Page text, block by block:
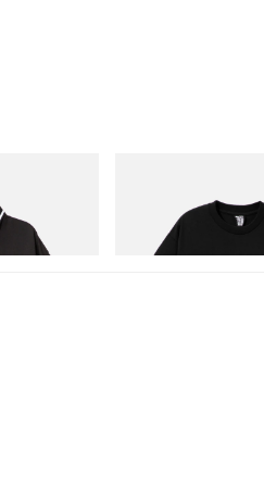
BILLIONAIRE BOYS
COTTON T-SHIRT #1
立即購入